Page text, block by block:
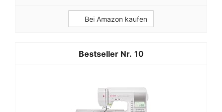
Bei Amazon kaufen
10